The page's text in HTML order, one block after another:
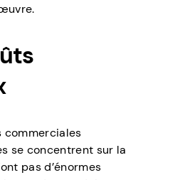
commerciales
se concentrent sur la
pas d’énormes